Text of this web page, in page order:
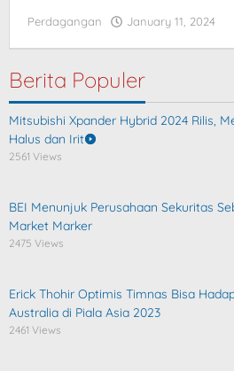
Perdagangan January 11, 2024
Berita Populer
Mitsubishi Xpander Hybrid 2024 Rilis,
Halus dan Irit
2561 Views
BEI Menunjuk Perusahaan Sekuritas
Market Marker
2475 Views
Erick Thohir Optimis Timnas Bisa
Australia di Piala Asia 2023
2461 Views